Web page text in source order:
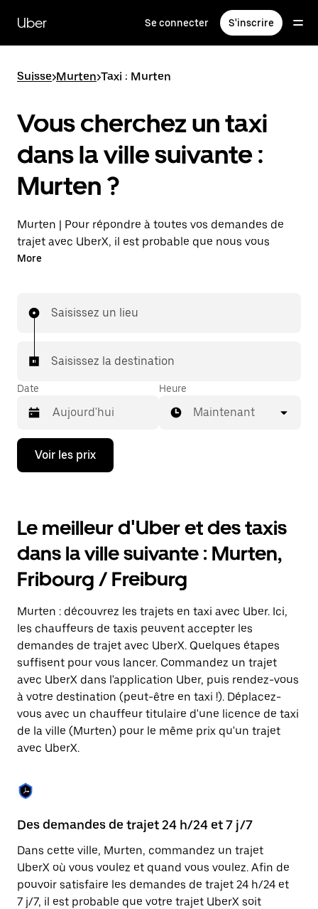
contenu
principal
Uber Se connecter S'inscrire
Suisse>Murten>Taxi : Murten
Vous cherchez un taxi
dans la ville suivante :
Murten ?
Murten | Pour répondre à toutes vos demandes de
trajet avec UberX, il est probable que nous vous
mettions en relation avec un chauffeur de taxi. Si tel
et 7 j/7), comme avec UberX, et pourrez rejoindre
Dans certaines villes de Suisse, pour vous assurer de
pouvez le demander dans l'application.
More
Saisissez un lieu
Saisissez la destination
Date
Appuyez
la
bas
pour
ouvrir
le
calendrier
et
une
date.
Appuyez
sur
la
touche
Échap
pour
fermer
le
calendrier.
Heure
Maintenant
Voir les prix
Le meilleur d'Uber et des taxis
dans la ville suivante : Murten,
Fribourg / Freiburg
Murten : découvrez les trajets en taxi avec Uber. Ici,
les chauffeurs de taxis peuvent accepter les
demandes de trajet avec UberX. Quelques étapes
suffisent pour vous lancer. Commandez un trajet
avec UberX dans l'application Uber, puis rendez-vous
à votre destination (peut-être en taxi !). Déplacez-
vous avec un chauffeur titulaire d'une licence de taxi
de la ville (Murten) pour le même prix qu'un trajet
avec UberX.
Des demandes de trajet 24 h/24 et 7 j/7
Dans cette ville, Murten, commandez un trajet
UberX où vous voulez et quand vous voulez. Afin de
pouvoir satisfaire les demandes de trajet 24 h/24 et
7 j/7, il est probable que votre trajet UberX soit